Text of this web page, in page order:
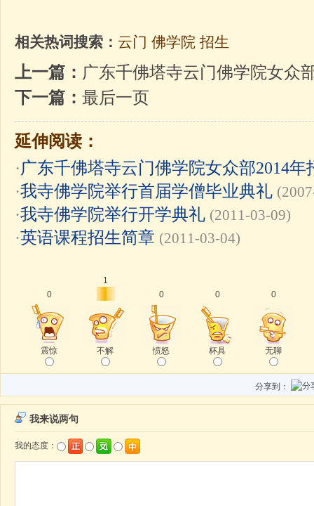
相关热词搜索： 云门 佛学院 招生
上一篇： 广东千佛塔寺云门佛学院女众
下一篇： 最后一页
延伸阅读：
·广东千佛塔寺云门佛学院女众部2014年
·我寺佛学院举行首届学僧毕业典礼
·我寺佛学院举行开学典礼 (2011-03-09)
·英语课程招生简章 (2011-03-04)
0
震惊
1
不解
0
愤怒
0
杯具
0
无聊
分享到：